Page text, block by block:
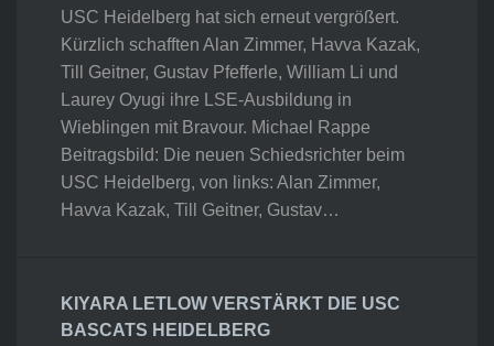
USC Heidelberg hat sich erneut vergrößert.
Kürzlich schafften Alan Zimmer, Havva Kazak,
Till Geitner, Gustav Pfefferle, William Li und
Laurey Oyugi ihre LSE-Ausbildung in
Wieblingen mit Bravour. Michael Rappe
Beitragsbild: Die neuen Schiedsrichter beim
USC Heidelberg, von links: Alan Zimmer,
Havva Kazak, Till Geitner, Gustav…
KIYARA LETLOW VERSTÄRKT DIE USC
BASCATS HEIDELBERG